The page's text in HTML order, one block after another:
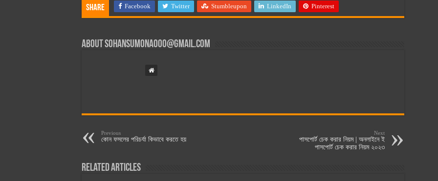
Share Facebook Twitter Stumbleupon LinkedIn Pinterest
Aboutsohansumona000@gmail.com
Previous
কোন ফসলের পরিচর্যা কিভাবে করতে হয়
Next
পাসপোর্ট চেক করার নিয়ম | অনলাইনে ই
পাসপোর্ট চেক করার নিয়ম ২০২৩
Related Articles